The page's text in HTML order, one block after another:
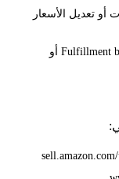
الأسعار
البائعون الذين يستخدمون خدمة Fulfillment by Amazon أو